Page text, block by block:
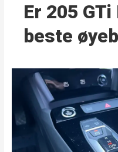
Er 205
beste